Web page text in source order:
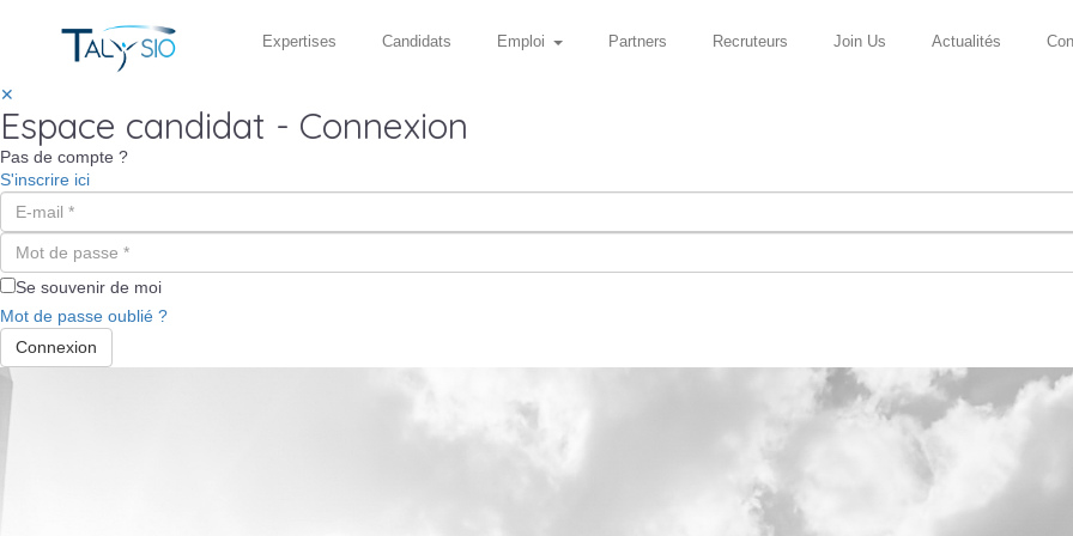
Expertises Candidats Emploi Partners Recruteurs Join Us Actualités
✕
Espace candidat - Connexion
Pas de compte ?
S'inscrire ici
Se souvenir de moi
Mot de passe oublié ?
Connexion